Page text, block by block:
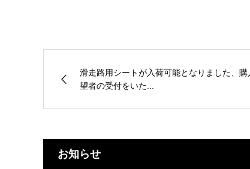
滑走路用シートが入荷可能となりました、購
望者の受付をいた...
お知らせ